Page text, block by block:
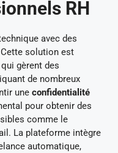
RH
avec des
solution est
gèrent des
de nombreux
une confidentialité
pour obtenir des
comme le
La plateforme intègre
automatique,